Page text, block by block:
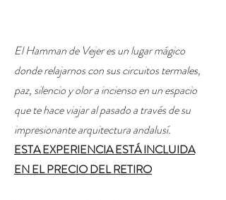
El Hamman de Vejer es un lugar mágico
donde relajarnos con sus circuitos termales,
paz, silencio y olor a incienso en un espacio
que te hace viajar al pasado a través de su
impresionante arquitectura andalusí.
ESTA EXPERIENCIA ESTÁ INCLUIDA
EN EL PRECIO DEL RETIRO